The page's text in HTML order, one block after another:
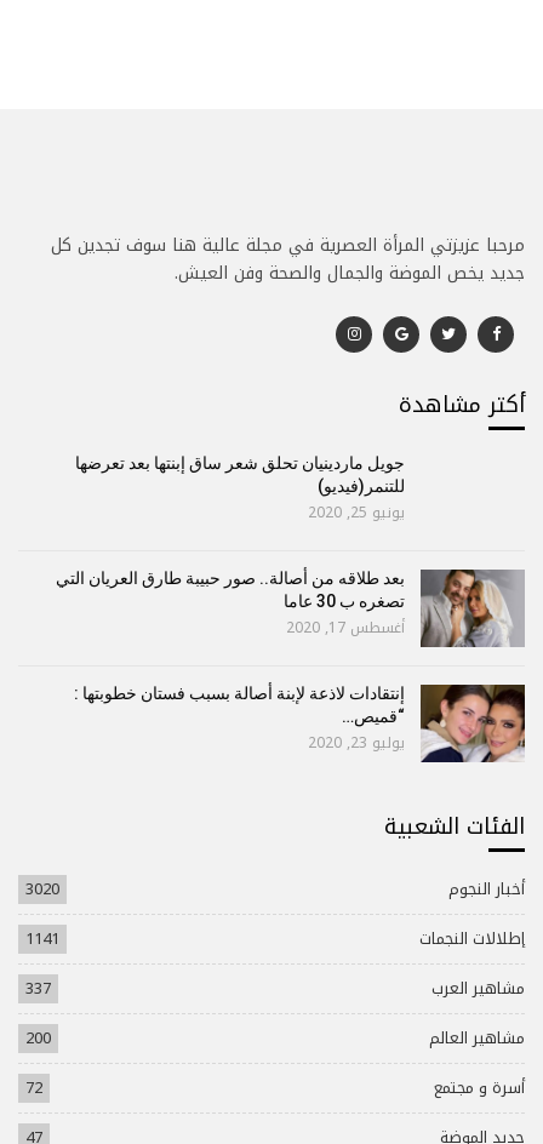
مرحبا عزيزتي المرأة العصرية في مجلة عالية هنا سوف تجدين كل
جديد يخص الموضة والجمال والصحة وفن العيش.
أكتر مشاهدة
جويل ماردينيان تحلق شعر ساق إبنتها بعد تعرضها
للتنمر(فيديو)
يونيو 25, 2020
بعد طلاقه من أصالة.. صور حبيبة طارق العريان التي
تصغره ب 30 عاما
أغسطس 17, 2020
إنتقادات لاذعة لإبنة أصالة بسبب فستان خطوبتها :
“قميص…
يوليو 23, 2020
الفئات الشعبية
أخبار النجوم
3020
إطلالات النجمات
1141
مشاهير العرب
337
مشاهير العالم
200
أسرة و مجتمع
72
جديد الموضة
47